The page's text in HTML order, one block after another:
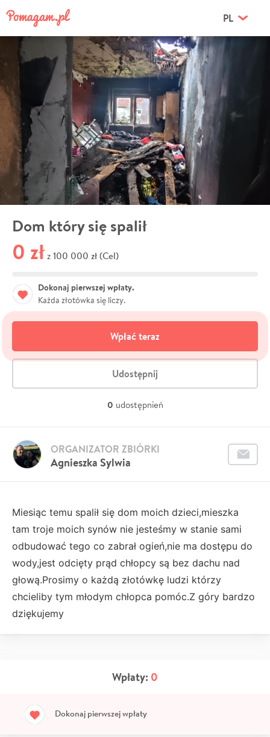
PL
Dom który się spalił
0 zł z 100 000 zł (Cel)
Dokonaj pierwszej wpłaty.
Każda złotówka się liczy.
Wpłać teraz
Udostępnij
0 udostępnień
Agnieszka Sylwia
ORGANIZATOR ZBIÓRKI
Miesiąc temu spalił się dom moich dzieci,mieszka
tam troje moich synów nie jesteśmy w stanie sami
odbudować tego co zabrał ogień,nie ma dostępu do
wody,jest odcięty prąd chłopcy są bez dachu nad
głową.Prosimy o każdą złotówkę ludzi którzy
chcieliby tym młodym chłopca pomóc.Z góry bardzo
dziękujemy
Wpłaty: 0
Dokonaj pierwszej wpłaty